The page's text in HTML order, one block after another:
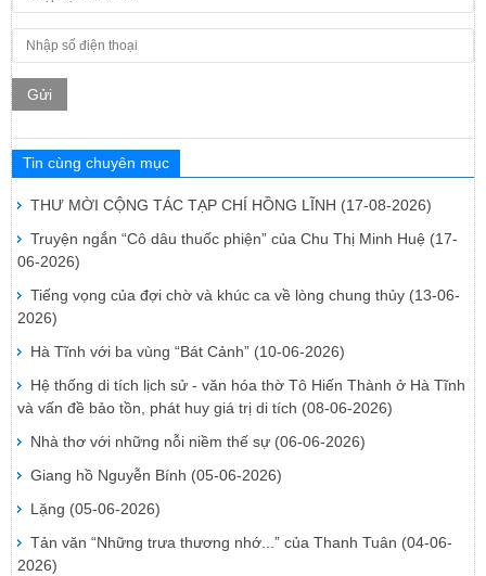
Gửi
Tin cùng chuyên mục
THƯ MỜI CỘNG TÁC TẠP CHÍ HỒNG LĨNH (17-08-2026)
Truyện ngắn “Cô dâu thuốc phiện” của Chu Thị Minh Huệ (17-
06-2026)
Tiếng vọng của đợi chờ và khúc ca về lòng chung thủy (13-06-
2026)
Hà Tĩnh với ba vùng “Bát Cảnh” (10-06-2026)
Hệ thống di tích lịch sử - văn hóa thờ Tô Hiến Thành ở Hà Tĩnh
và vấn đề bảo tồn, phát huy giá trị di tích (08-06-2026)
Nhà thơ với những nỗi niềm thế sự (06-06-2026)
Giang hồ Nguyễn Bính (05-06-2026)
Lặng (05-06-2026)
Tản văn “Những trưa thương nhớ...” của Thanh Tuân (04-06-
2026)